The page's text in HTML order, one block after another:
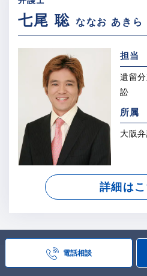
電話相談
七尾 聡 ななお あきら
担当
遺留
訟
所属
大阪
詳細は